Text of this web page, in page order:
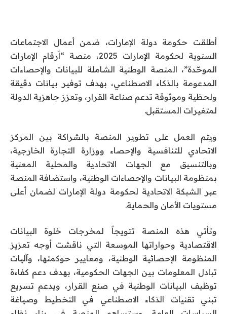
أطلقت حكومة دولة الإمارات، ضمن أعمال الاجتماعات
السنوية لحكومة الإمارات 2025، منصة “أرقام الإمارات
الموحّدة”، المنصة الوطنية الشاملة للبيانات والإحصاءات
المدعومة بالذكاء الاصطناعي، بهدف توفير بيانات دقيقة
ولحظية وموثوقة تدعم صناعة القرار، وتعزز جاهزية الدولة
لمتغيرات المستقبل.
ويتم العمل على تطوير المنصة بالشراكة بين المركز
الاتحادي للتنافسية والإحصاء ووزارة التجارة الخارجية،
وبالتنسيق مع الجهات الاتحادية والمحلية المعنية
بمنظومة البيانات والإحصاءات الوطنية، واستضافة المنصة
عبر الشبكة الاتحادية لحكومة دولة الإمارات لضمان أعلى
مستويات الأمان والحماية.
وتأتي هذه المنصة تتويجاً لمخرجات خلوة البيانات
الاقتصادية وحواراتها الموسعة التي ناقشت أوجه تعزيز
المنظومة الإحصائية الوطنية، ومعايير حوكمتها، وآليات
تبادل المعلومات بين الجهات الحكومية، بهدف دعم كفاءة
توظيف البيانات الوطنية في صنع القرار، ويدعم تسريع
تبني تقنيات الذكاء الاصطناعي في التخطيط وصياغة